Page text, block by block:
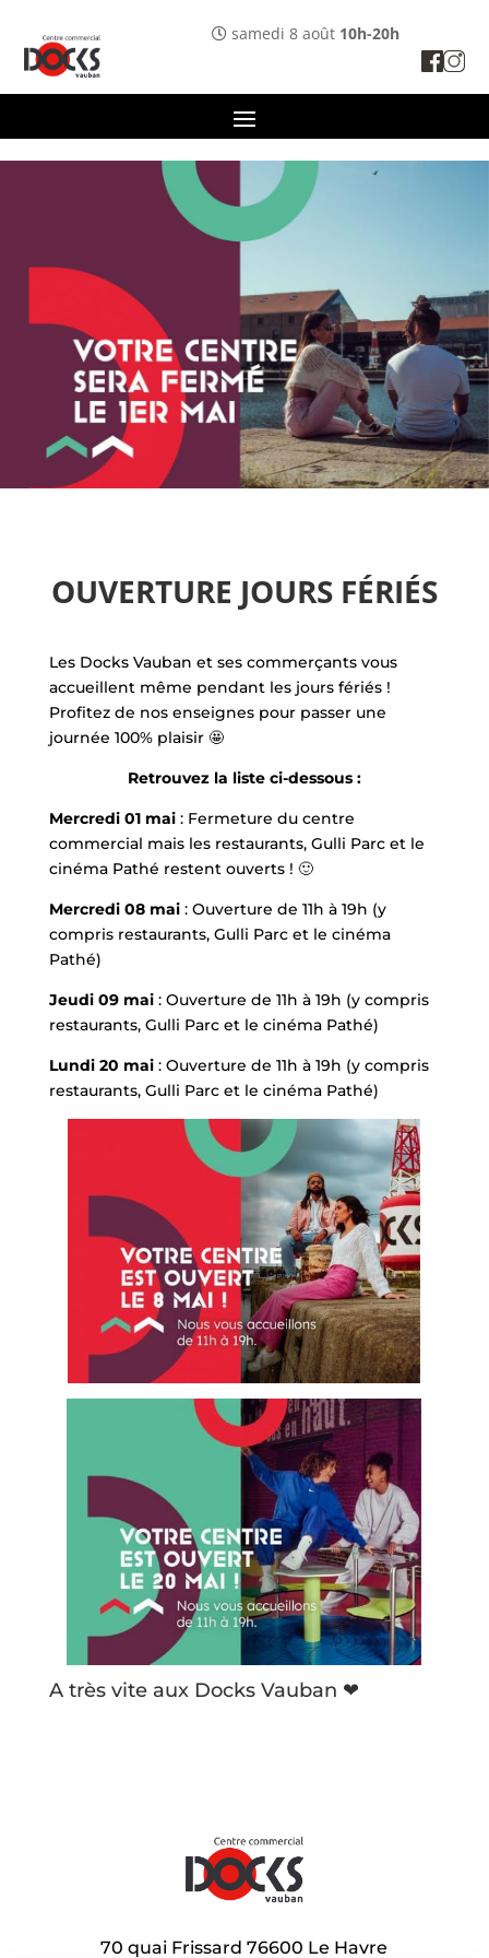
samedi 8 août 10h-20h
OUVERTURE JOURS FÉRIÉS
Les Docks Vauban et ses commerçants vous
accueillent même pendant les jours fériés !
Profitez de nos enseignes pour passer une
journée 100% plaisir 🤩
Retrouvez la liste ci-dessous :
Mercredi 01 mai: Fermeture du centre
commercial mais les restaurants, Gulli Parc et le
cinéma Pathé restent ouverts ! 🙂
Mercredi 08 mai: Ouverture de 11h à 19h (y
compris restaurants, Gulli Parc et le cinéma
Pathé)
Jeudi 09 mai: Ouverture de 11h à 19h (y compris
restaurants, Gulli Parc et le cinéma Pathé)
Lundi 20 mai : Ouverture de 11h à 19h (y compris
restaurants, Gulli Parc et le cinéma Pathé)
A très vite aux Docks Vauban ❤
70 quai Frissard 76600 Le Havre